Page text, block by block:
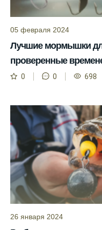
Прогноз клева
температуры
точным.
Сегодня у
благодаря
помогает мне
рыбалки в
Я скачал
знаю, когда
Рыболовный
ловли
клева.
05 февраля 2024
Лучшие мормышки
проверенные
0 0 698
26 января 2024